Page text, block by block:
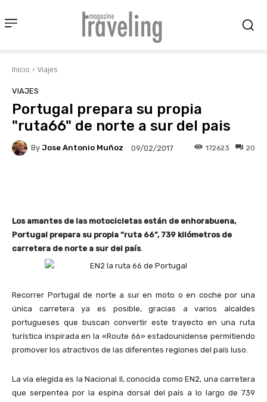
Inicio Viajes
VIAJES
Portugal prepara su propia
"ruta66" de norte a sur del pais
By Jose Antonio Muñoz 09/02/2017 20
172623
Los amantes de las motocicletas están de enhorabuena,
Portugal prepara su propia “ruta 66”, 739 kilómetros de
carretera de norte a sur del país.
Recorrer Portugal de norte a sur en moto o en coche por una
única carretera ya es posible, gracias a varios alcaldes
portugueses que buscan convertir este trayecto en una ruta
turística inspirada en la «Route 66» estadounidense permitiendo
promover los atractivos de las diferentes regiones del país luso.
La vía elegida es la Nacional II, conocida como EN2, una carretera
que serpentea por la espina dorsal del país a lo largo de 739